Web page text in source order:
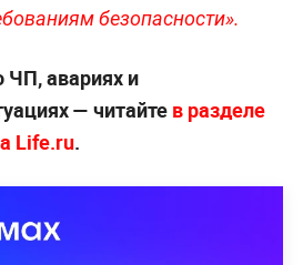
безопасности».
ЧП, авариях и
— читайте в разделе
Life.ru.